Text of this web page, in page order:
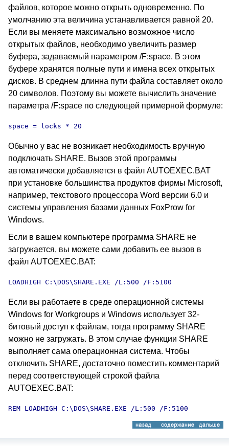
файлов, которое можно открыть одновременно. По
умолчанию эта величина устанавливается равной 20.
Если вы меняете максимально возможное число
открытых файлов, необходимо увеличить размер
буфера, задаваемый параметром /F:space. В этом
буфере хранятся полные пути и имена всех открытых
дисков. В среднем длинна пути файла составляет около
20 символов. Поэтому вы можете вычислить значение
параметра /F:space по следующей примерной формуле:
space = locks * 20
Обычно у вас не возникает необходимость вручную
подключать SHARE. Вызов этой программы
автоматически добавляется в файл AUTOEXEC.BAT
при установке большинства продуктов фирмы Microsoft,
например, текстового процессора Word версии 6.0 и
системы управления базами данных FoxProw for
Windows.
Если в вашем компьютере программа SHARE не
загружается, вы можете сами добавить ее вызов в
файл AUTOEXEC.BAT:
LOADHIGH C:\DOS\SHARE.EXE /L:500 /F:5100
Если вы работаете в среде операционной системы
Windows for Workgroups и Windows использует 32-
битовый доступ к файлам, тогда программу SHARE
можно не загружать. В этом случае функции SHARE
выполняет сама операционная система. Чтобы
отключить SHARE, достаточно поместить комментарий
перед соответствующей строкой файла
AUTOEXEC.BAT:
REM LOADHIGH C:\DOS\SHARE.EXE /L:500 /F:5100